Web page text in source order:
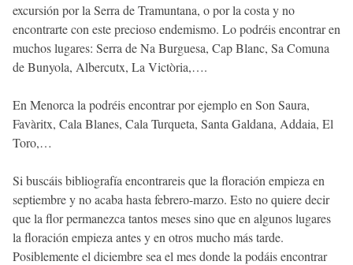
excursión por la Serra de Tramuntana, o por la costa y no
encontrarte con este precioso endemismo. Lo podréis encontrar en
muchos lugares: Serra de Na Burguesa, Cap Blanc, Sa Comuna
de Bunyola, Albercutx, La Victòria,….
En Menorca la podréis encontrar por ejemplo en Son Saura,
Favàritx, Cala Blanes, Cala Turqueta, Santa Galdana, Addaia, El
Toro,…
Si buscáis bibliografía encontrareis que la floración empieza en
septiembre y no acaba hasta febrero-marzo. Esto no quiere decir
que la flor permanezca tantos meses sino que en algunos lugares
la floración empieza antes y en otros mucho más tarde.
Posiblemente el diciembre sea el mes donde la podáis encontrar